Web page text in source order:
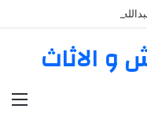
و الاثاث